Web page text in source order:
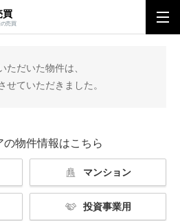
買
売買
リアトップ
ただいた物件は、
せていただきました。
の物件情報はこちら
マンション
投資事業用